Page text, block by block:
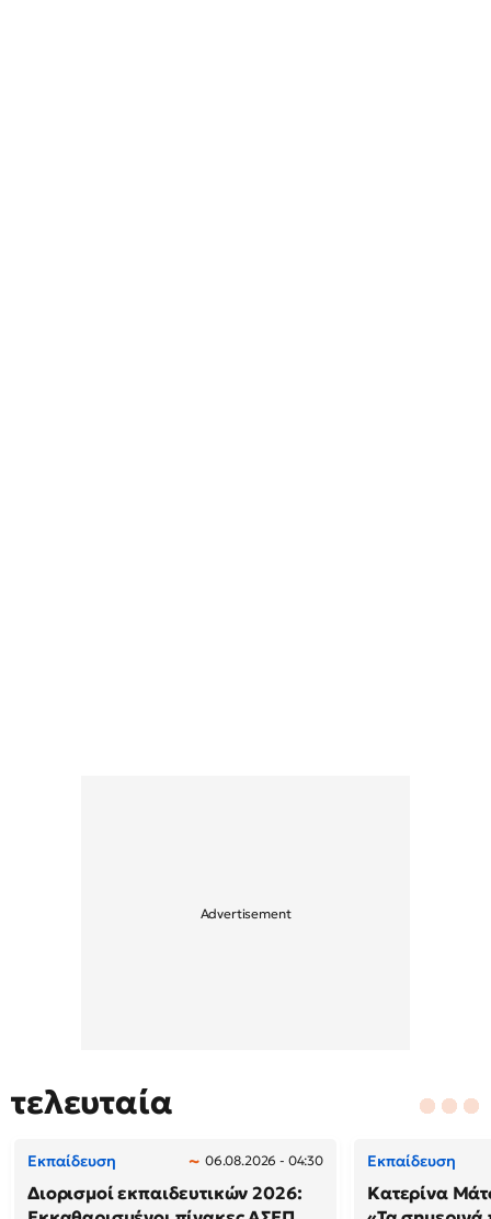
τελευταία
Εκπαίδευση 06.08.2026 - 04:30
Διορισμοί εκπαιδευτικών 2026:
Εκπαίδευση
Κατερίνα